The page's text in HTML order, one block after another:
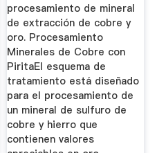
procesamiento de mineral
de extracción de cobre y
oro. Procesamiento
Minerales de Cobre con
PiritaEl esquema de
tratamiento está diseñado
para el procesamiento de
un mineral de sulfuro de
cobre y hierro que
contienen valores